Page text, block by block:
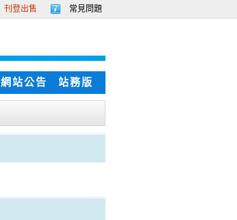
刊登出售 常見問題
網站公告 站務版